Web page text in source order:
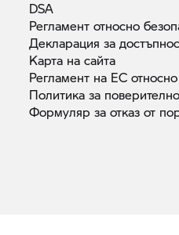
DSA
Регламент относно
Декларация за
Карта насайта
Регламент на ЕС
Политика за
Формуляр за отказ от